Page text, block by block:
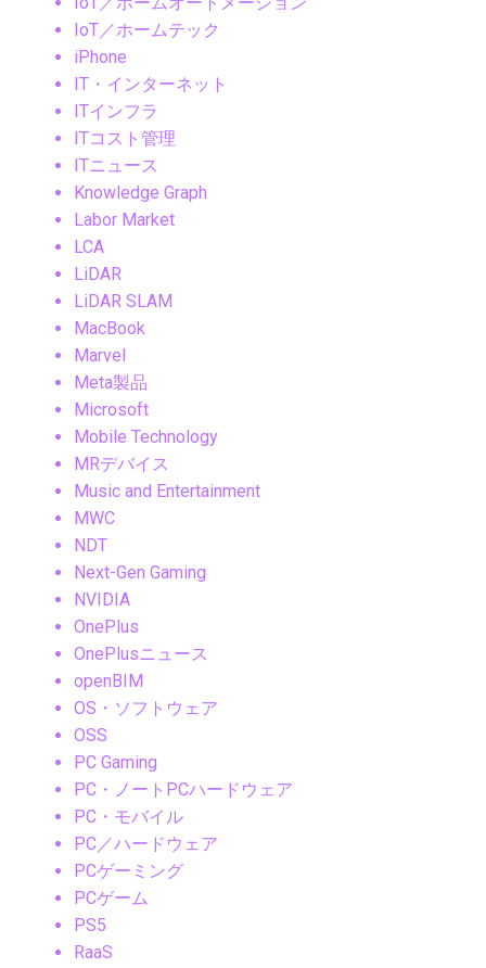
IoT／ホームテック
iPhone
IT・インターネット
ITインフラ
ITコスト管理
ITニュース
Knowledge Graph
Labor Market
LCA
LiDAR
LiDAR SLAM
MacBook
Marvel
Meta製品
Microsoft
Mobile Technology
MRデバイス
Music and Entertainment
MWC
NDT
Next-Gen Gaming
NVIDIA
OnePlus
OnePlusニュース
openBIM
OS・ソフトウェア
OSS
PC Gaming
PC・ノートPCハードウェア
PC・モバイル
PC／ハードウェア
PCゲーミング
PCゲーム
PS5
RaaS